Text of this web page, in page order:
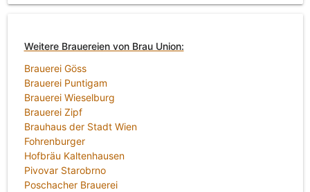
Weitere Brauereien von Brau Union:
Brauerei Göss
Brauerei Puntigam
Brauerei Wieselburg
Brauerei Zipf
Brauhaus der Stadt Wien
Fohrenburger
Hofbräu Kaltenhausen
Pivovar Starobrno
Poschacher Brauerei